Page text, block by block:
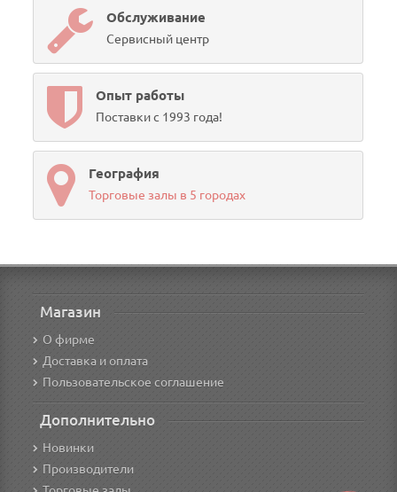
Обслуживание
Сервисный центр
Опыт работы
Поставки с 1993 года!
География
Торговые залы в 5 городах
Магазин
О фирме
Доставка и оплата
Пользовательское соглашение
Дополнительно
Новинки
Производители